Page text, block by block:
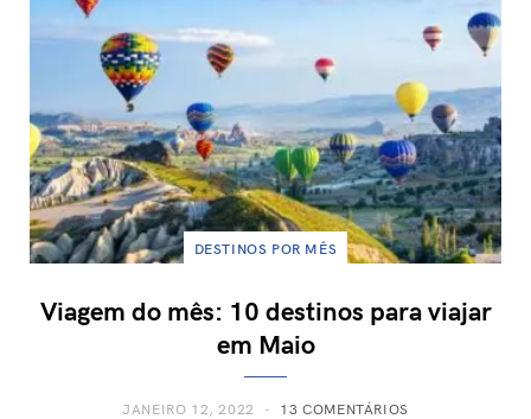
DESTINOS POR MÊS
Viagem do mês: 10 destinos para viajar
em Maio
JANEIRO 12, 2022 13 COMENTÁRIOS